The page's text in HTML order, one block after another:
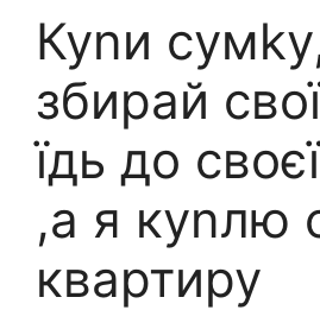
Куnи
збирай
їдь до
,а я куnлю
квартиру